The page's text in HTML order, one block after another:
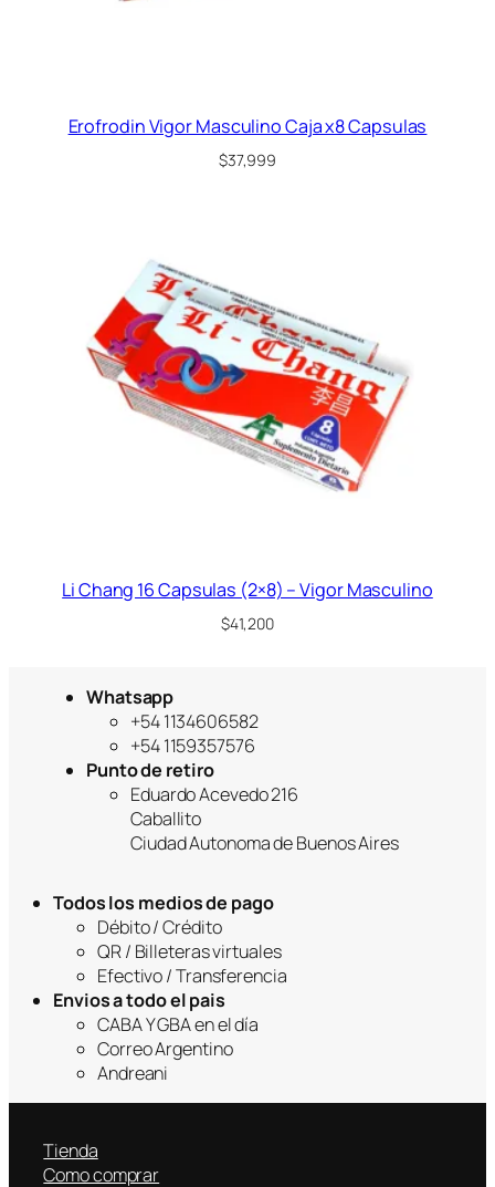
Erofrodin Vigor Masculino Caja x8 Capsulas
$37,999
Li Chang 16 Capsulas (2×8) – Vigor Masculino
$41,200
Whatsapp
+54 1134606582
+54 1159357576
Punto de retiro
Eduardo Acevedo 216
Caballito
Ciudad Autonoma de Buenos Aires
Todos los medios de pago
Débito / Crédito
QR / Billeteras virtuales
Efectivo / Transferencia
Envios a todo el pais
CABA Y GBA en el día
Correo Argentino
Andreani
Tienda
Como comprar